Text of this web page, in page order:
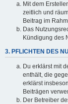
Mit dem
zeitlich und
Beitrag im
Das
Kündigung des
3. PFLICHTEN DES
Du erklärst mit
enthält, die
erklärst
Beiträgen
Der Betreiber